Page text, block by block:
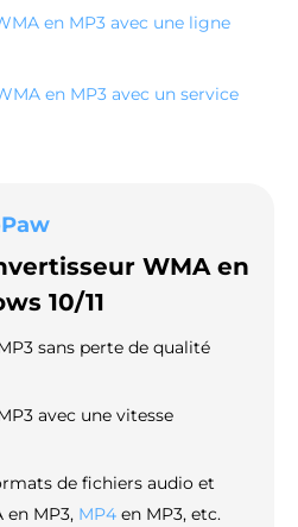
en MP3 avec une ligne
en MP3 avec un service
WMA en
10/11
sans perte de qualité
avec une vitesse
de fichiers audio et
en MP3, MP4 en MP3, etc.